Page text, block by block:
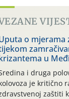
o mjerama
u
i druga
je kritično
zaštiti